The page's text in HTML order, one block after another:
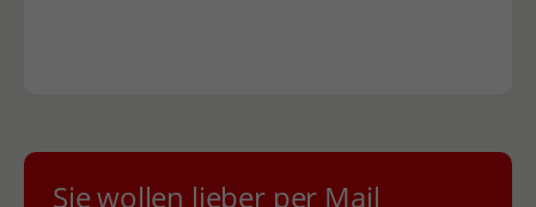
Sie wollen lieber per Mail